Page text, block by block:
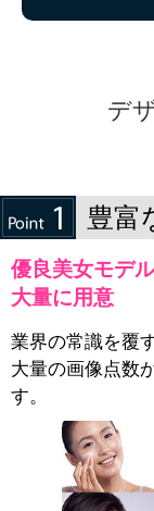
デ
豊富
優良美女モデ
大量に用意
業界の常識を覆
大量の画像点数
す。